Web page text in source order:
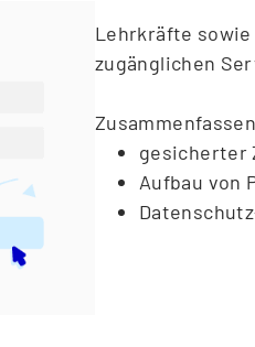
Lehrkräfte
zugänglichen
gesicherter
Aufbau von